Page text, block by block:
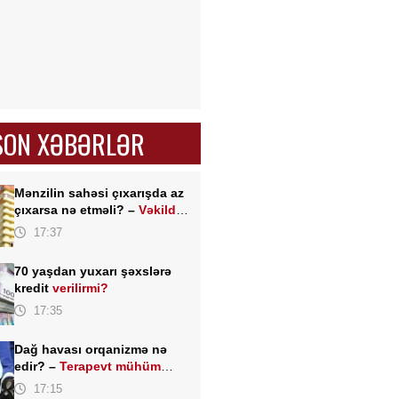
XƏBƏRLƏR
Mənzilin sahəsi çıxarışda az
çıxarsa nə etməli? –Vəkildən
MÜHÜM AÇIQLAMA
17:37
70 yaşdan yuxarı şəxslərə
kreditverilirmi?
17:35
Dağ havası orqanizmə nə
edir? –Terapevt mühüm
faydaları açıqladı
17:15